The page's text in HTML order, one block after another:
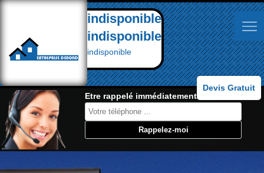
indisponible
indisponible
indisponible
Devis Gratuit
Etre rappelé immédiatement: